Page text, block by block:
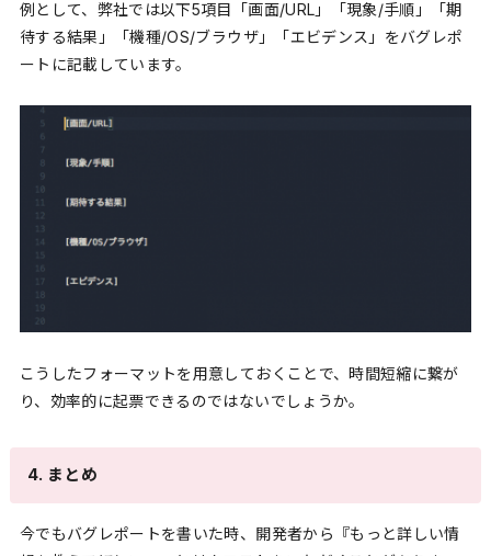
例として、弊社では以下5項目「画面/URL」「現象/手順」「期
待する結果」「機種/OS/ブラウザ」「エビデンス」をバグレポ
ートに記載しています。
こうしたフォーマットを用意しておくことで、時間短縮に繋が
り、効率的に起票できるのではないでしょうか。
4. まとめ
今でもバグレポートを書いた時、開発者から『もっと詳しい情